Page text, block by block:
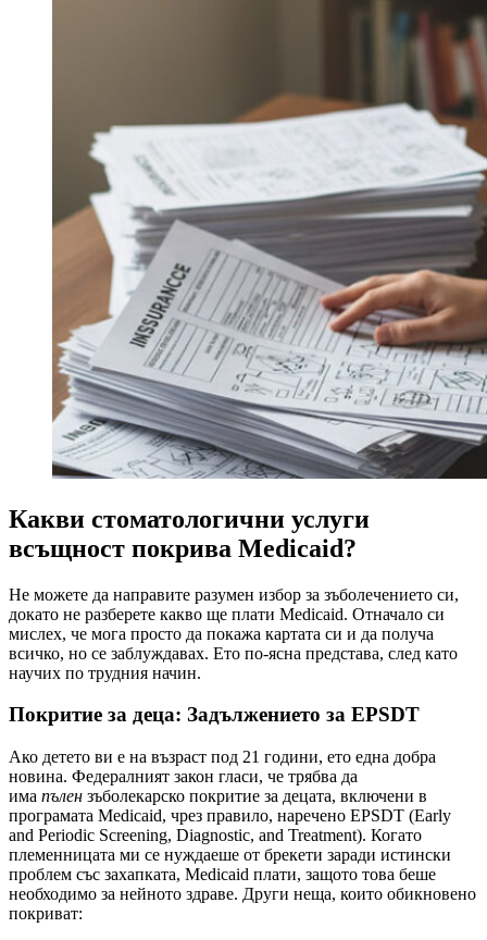
Какви стоматологични услуги
всъщност покрива Medicaid?
Не можете да направите разумен избор за зъболечението си,
докато не разберете какво ще плати Medicaid. Отначало си
мислех, че мога просто да покажа картата си и да получа
всичко, но се заблуждавах. Ето по-ясна представа, след като
научих по трудния начин.
Покритие за деца: Задължението за EPSDT
Ако детето ви е на възраст под 21 години, ето една добра
новина. Федералният закон гласи, че трябва да
има пълен зъболекарско покритие за децата, включени в
програмата Medicaid, чрез правило, наречено EPSDT (Early
and Periodic Screening, Diagnostic, and Treatment). Когато
племенницата ми се нуждаеше от брекети заради истински
проблем със захапката, Medicaid плати, защото това беше
необходимо за нейното здраве. Други неща, които обикновено
покриват: